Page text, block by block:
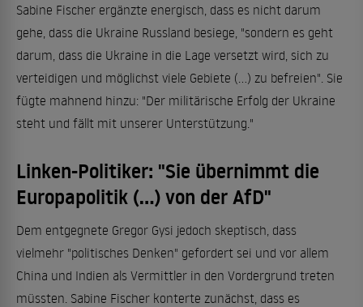
Sabine Fischer ergänzte energisch, dass es nicht darum
gehe, dass die Ukraine Russland besiege, "sondern es geht
darum, dass die Ukraine in die Lage versetzt wird, sich zu
verteidigen und möglichst viele Gebiete (...) zu befreien". Sie
fügte mahnend hinzu: "Der militärische Erfolg der Ukraine
steht und fällt mit unserer Unterstützung."
Linken-Politiker: "Sie übernimmt die
Europapolitik (...) von der AfD"
Dem entgegnete Gregor Gysi jedoch skeptisch, dass
vielmehr "politisches Denken" gefordert sei und vor allem
China und Indien als Vermittler in den Vordergrund treten
müssten. Sabine Fischer konterte zunächst, dass es